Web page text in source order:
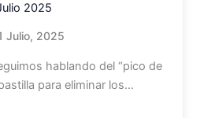
2025
Julio, 2025
hablando del “pico de
para eliminar los…